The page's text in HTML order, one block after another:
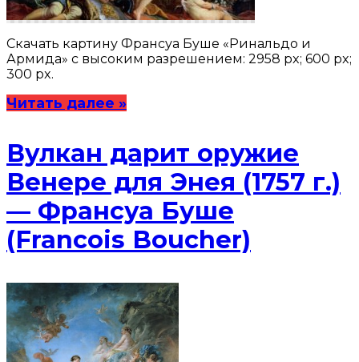
Скачать картину Франсуа Буше «Ринальдо и
Армида» с высоким разрешением: 2958 px; 600 px;
300 px.
Читать далее »
Вулкан дарит оружие
Венере для Энея (1757 г.)
— Франсуа Буше
(Francois Boucher)